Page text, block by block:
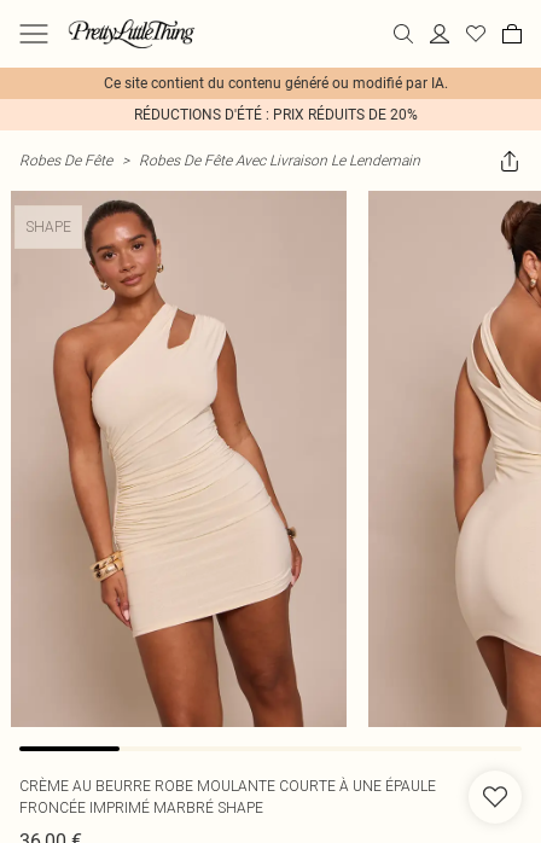
Ce site contient du contenu généré ou modifié par IA.
RÉDUCTIONS D'ÉTÉ : PRIX RÉDUITS DE 20%
Robes De Fête > Robes De Fête Avec Livraison Le Lendemain
SHAPE
CRÈME AU BEURRE ROBE MOULANTE COURTE À UNE ÉPAULE
FRONCÉE IMPRIMÉ MARBRÉ SHAPE